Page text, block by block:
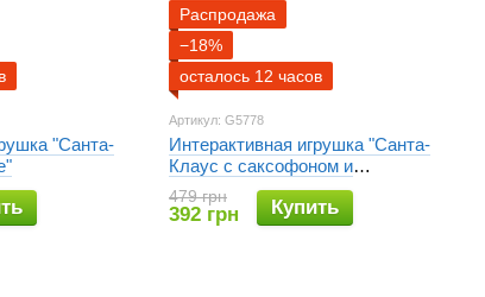
"Санта-
Распродажа
−18%
осталось 12 часов
Артикул: G5778
Интерактивная игрушка "Санта-
Клаус с саксофоном и
барабанами"
479 грн
392 грн Купить